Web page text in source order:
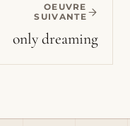
OEUVRE
SUIVANTE
only dreaming